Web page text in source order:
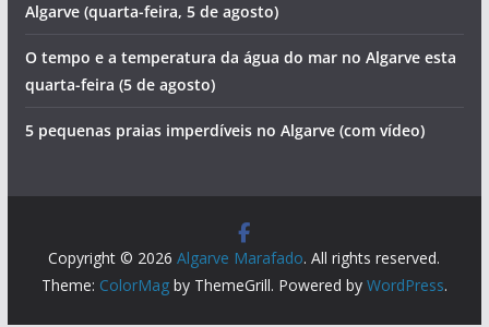
Algarve (quarta-feira, 5 de agosto)
O tempo e a temperatura da água do mar no Algarve esta
quarta-feira (5 de agosto)
5 pequenas praias imperdíveis no Algarve (com vídeo)
Copyright © 2026Algarve Marafado. All rights reserved.
Theme: ColorMagby ThemeGrill. Powered by WordPress.